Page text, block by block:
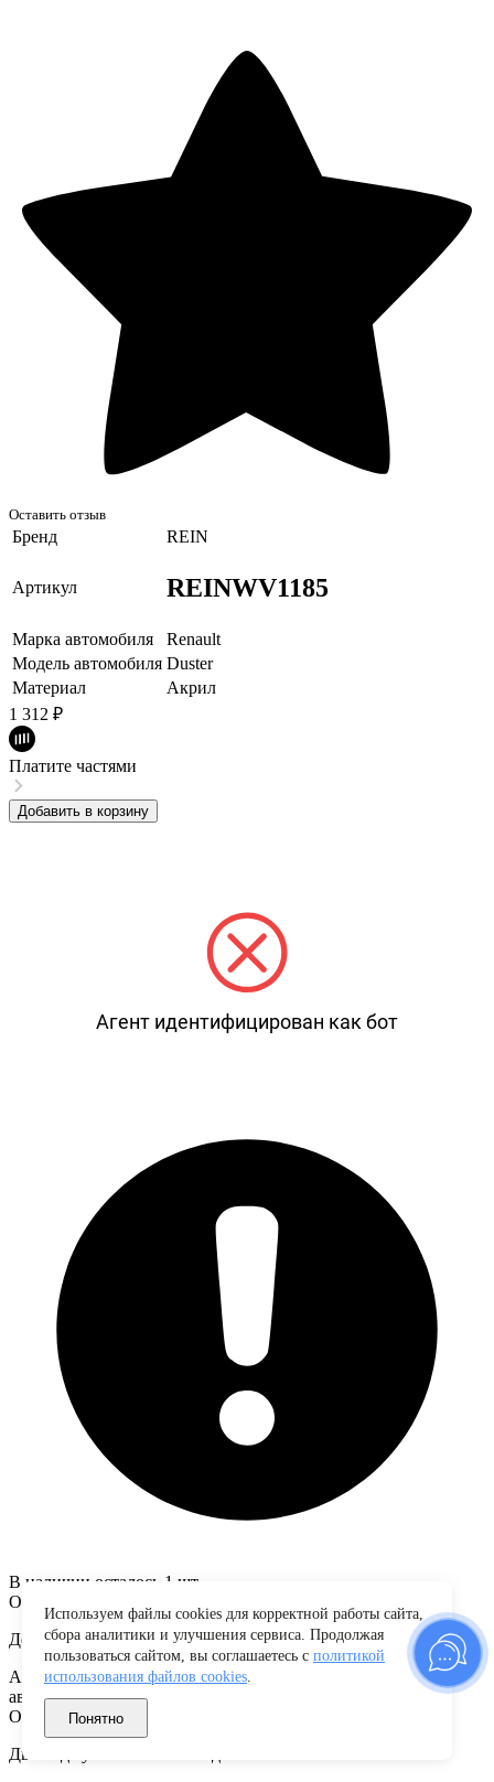
Оставить отзыв
Бренд REIN
Артикул REINWV1185
Марка автомобиля
Renault
Модель автомобиля Duster
Материал
Акрил
1 312 ₽
Платите частями
Добавить в корзину
Агент идентифицирован как бот
В наличии осталось 1 шт.
Описание товара
Дефлекторы окон TM REIN.
Ассортимент продукции для российского и зарубежного
автомобильного модельного ряда.
Отдельный ассортимент для грузового транспорта.
Два вида установки: накладные и вставные.
Используем файлы cookies для корректной работы сайта,
сбора аналитики и улучшения сервиса. Продолжая
пользоваться сайтом, вы соглашаетесь с политикой
использования файлов cookies.
Понятно